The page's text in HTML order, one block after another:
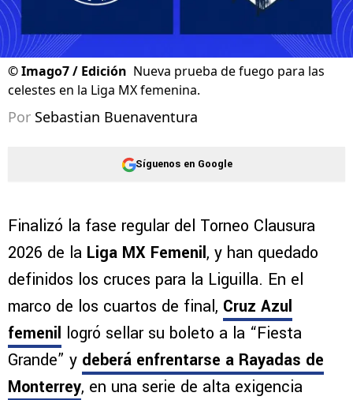
©Imago7 / Edición Nueva prueba de fuego para las
celestes en la Liga MX femenina.
Por Sebastian Buenaventura
Síguenos en Google
Finalizó la fase regular del Torneo Clausura
2026 de la Liga MX Femenil, y han quedado
definidos los cruces para la Liguilla. En el
marco de los cuartos de final, Cruz Azul
femenil logró sellar su boleto a la “Fiesta
Grande” y deberá enfrentarse a Rayadas de
Monterrey, en una serie de alta exigencia